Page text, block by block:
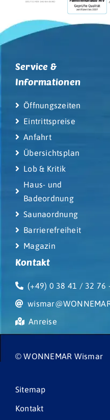
Service &
Informationen
Öffnungszeiten
Eintrittspreise
Anfahrt
Übersichtsplan
Lob & Kritik
Haus- und
Badeordnung
Saunaordnung
Barrierefreiheit
Magazin
Kontakt
(+49) 0 38 41 / 32 76
Anreise
© WONNEMAR Wismar
Sitemap
Kontakt